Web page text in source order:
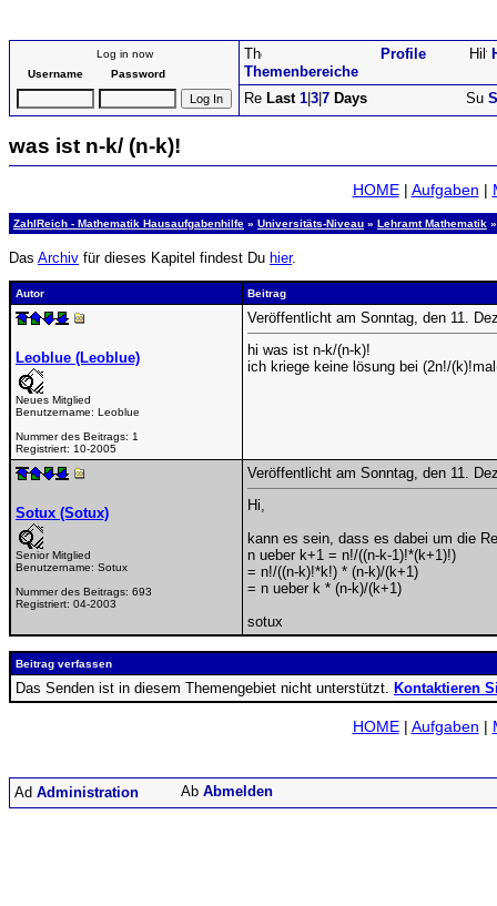
Log in now
Username
Password Themenbereiche
Profile
Last 1 3 7 Days
was ist n-k/ (n-k)!
HOME| Aufgaben |
ZahlReich - Mathematik Hausaufgabenhilfe » Universitäts-Niveau » Lehramt Mathematik
Das Archiv für dieses Kapitel findest Du hier.
Autor Beitrag
Leoblue (Leoblue)
Neues Mitglied
Benutzername: Leoblue
Nummer des Beitrags: 1
Registriert: 10-2005
Veröffentlicht am Sonntag, den 11.
hi was ist n-k/(n-k)!
ich kriege keine lösung bei (2n!/
Sotux (Sotux)
Senior Mitglied
Benutzername: Sotux
Nummer des Beitrags: 693
Registriert: 04-2003
Veröffentlicht am Sonntag, den 11.
Hi,
kann es sein, dass es dabei um die
n ueber k+1 = n!/((n-k-1)!*(k+1)!)
= n!/((n-k)!*k!) * (n-k)/(k+1)
= n ueber k * (n-k)/(k+1)
sotux
Beitrag verfassen
Das Senden ist in diesem Themengebiet nicht unterstützt. Kontaktieren
HOME| Aufgaben |
Administration Abmelden